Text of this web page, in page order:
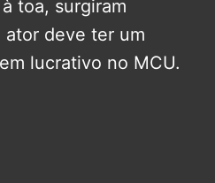
toa, surgiram
deve ter um
lucrativo no MCU.